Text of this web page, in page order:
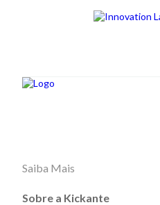
Saiba Mais
Sobre a Kickante